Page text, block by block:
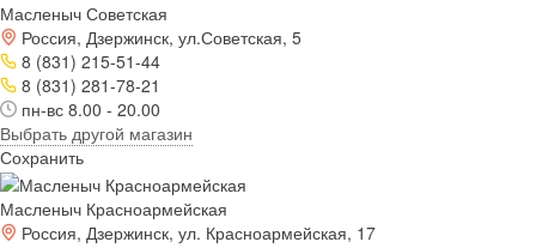
Масленыч Советская
Россия, Дзержинск, ул.Советская, 5
8 (831) 215-51-44
8 (831) 281-78-21
пн-вс 8.00 - 20.00
Выбрать другой магазин
Сохранить
Масленыч Красноармейская
Россия, Дзержинск, ул. Красноармейская, 17